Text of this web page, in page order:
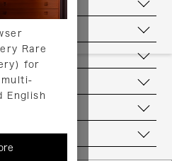
Rare
for
English